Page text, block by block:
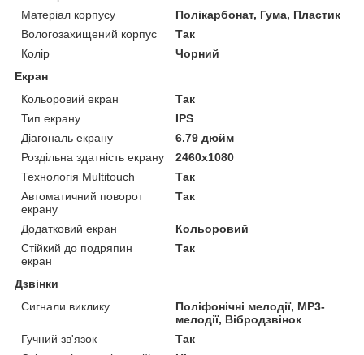
Матеріал корпусу
Полікарбонат, Гума, Пластик
Вологозахищений корпус
Так
Колір
Чорний
Екран
Кольоровий екран
Так
Тип екрану
IPS
Діагональ екрану
6.79 дюйм
Роздільна здатність екрану
2460x1080
Технологія Multitouch
Так
Автоматичний поворот
екрану
Так
Додатковий екран
Кольоровий
Стійкий до подряпин
екран
Так
Дзвінки
Сигнали виклику
Поліфонічні мелодії, MP3-
мелодії, Вібродзвінок
Гучний зв'язок
Так